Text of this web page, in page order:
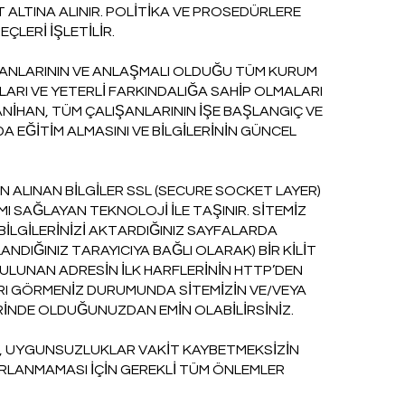
ALINIR. POLİTİKA VE PROSEDÜRLERE
İŞLETİLİR.
VE ANLAŞMALI OLDUĞU TÜM KURUM
VE YETERLİ FARKINDALIĞA SAHİP OLMALARI
TÜM ÇALIŞANLARININ İŞE BAŞLANGIÇ VE
EĞİTİM ALMASINI VE BİLGİLERİNİN GÜNCEL
BİLGİLER SSL (SECURE SOCKET LAYER)
SAĞLAYAN TEKNOLOJİ İLE TAŞINIR. SİTEMİZ
AKTARDIĞINIZ SAYFALARDA
TARAYICIYA BAĞLI OLARAK) BİR KİLİT
ADRESİN İLK HARFLERİNİN HTTP’DEN
GÖRMENİZ DURUMUNDA SİTEMİZİN VE/VEYA
OLDUĞUNUZDAN EMİN OLABİLİRSİNİZ.
VAKİT KAYBETMEKSİZİN
İÇİN GEREKLİ TÜM ÖNLEMLER